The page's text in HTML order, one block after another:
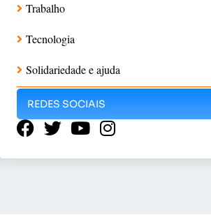
Trabalho
Tecnologia
Solidariedade e ajuda
REDES SOCIAIS